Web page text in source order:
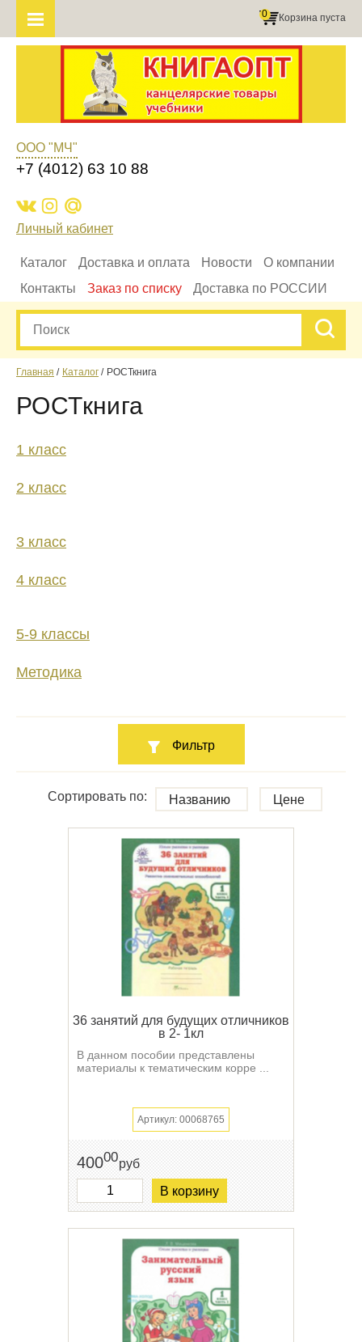
Корзина пуста
0
ООО "МЧ"
+7 (4012) 63 10 88
Личный кабинет
Каталог Доставка и оплата Новости
О компании
Контакты
Заказ по списку Доставка по РОССИИ
Главная Каталог РОСТкнига
РОСТкнига
1 класс
2 класс
3 класс
4 класс
5-9 классы
Методика
Фильтр
Сортировать по: Названию Цене
36 занятий для будущих отличников
в 2- 1кл
В данном пособии представлены
материалы к тематическим корре ...
Артикул: 00068765
40000руб
В корзину